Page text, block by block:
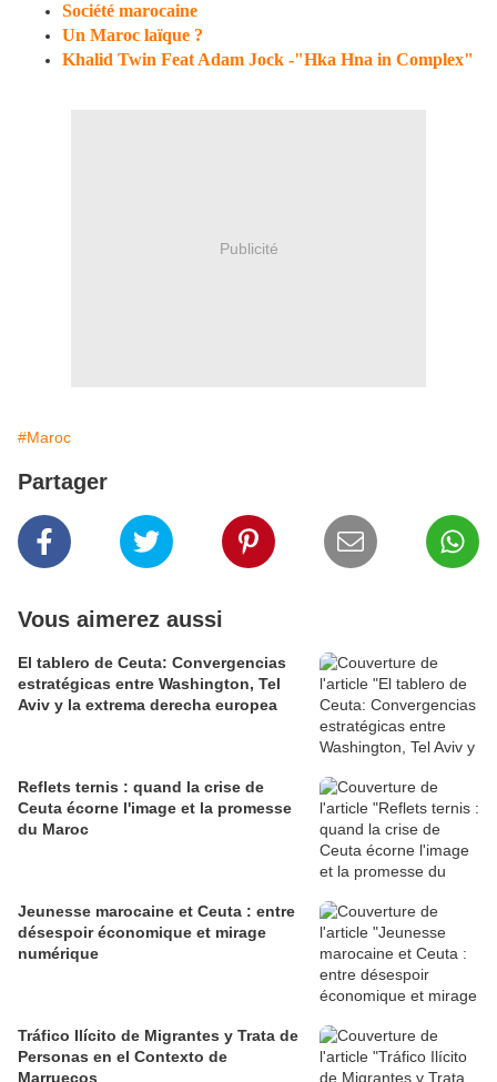
Société marocaine
Un Maroc laïque ?
Khalid Twin Feat Adam Jock -"Hka Hna in Complex"
Publicité
#Maroc
Partager
Vous aimerez aussi
El tablero de Ceuta: Convergencias
estratégicas entre Washington, Tel
Aviv y la extrema derecha europea
Reflets ternis : quand la crise de
Ceuta écorne l'image et la promesse
du Maroc
Jeunesse marocaine et Ceuta : entre
désespoir économique et mirage
numérique
Tráfico Ilícito de Migrantes y Trata de
Personas en el Contexto de
Marruecos